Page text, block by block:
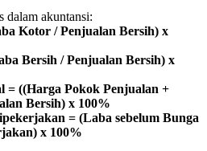
dalam akuntansi:
Kotor / Penjualan Bersih) x
Bersih / Penjualan Bersih) x
= ((Harga Pokok Penjualan +
Bersih) x 100%
= (Laba sebelum Bunga
x 100%